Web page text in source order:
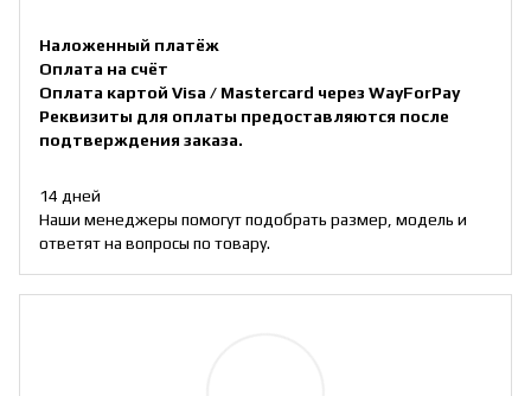
Наложенный платёж
Оплата на счёт
Оплата картой Visa / Mastercard через WayForPay
Реквизиты для оплаты предоставляются после
подтверждения заказа.
14 дней
Наши менеджеры помогут подобрать размер, модель и
ответят на вопросы по товару.